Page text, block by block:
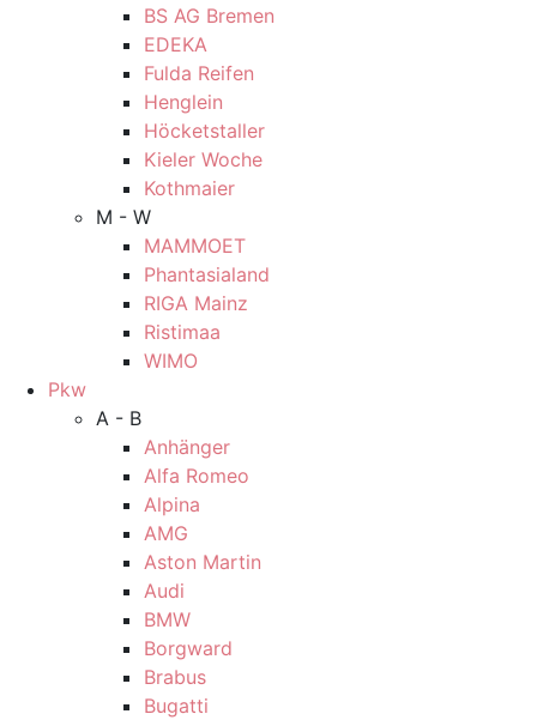
BS AG Bremen
EDEKA
Fulda Reifen
Henglein
Höcketstaller
Kieler Woche
Kothmaier
M - W
MAMMOET
Phantasialand
RIGA Mainz
Ristimaa
WIMO
Pkw
A - B
Anhänger
Alfa Romeo
Alpina
AMG
Aston Martin
Audi
BMW
Borgward
Brabus
Bugatti